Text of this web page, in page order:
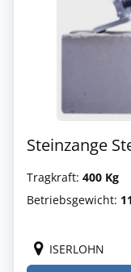
Steinzange
Tragkraft: 400 Kg
Betriebsgewicht:
ISERLOHN